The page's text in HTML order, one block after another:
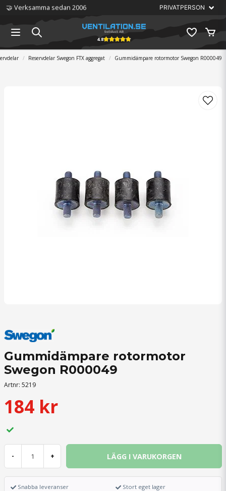
🤝 Verksamma sedan 2006
4.8
Reservdelar Swegon FTX aggregat Gummidämpare rotormotor Swegon R000049
Gummidämpare rotormotor
Swegon R000049
Artnr: 5219
184 kr
- + LÄGG I VARUKORGEN
Snabba leveranser
Stort eget lager